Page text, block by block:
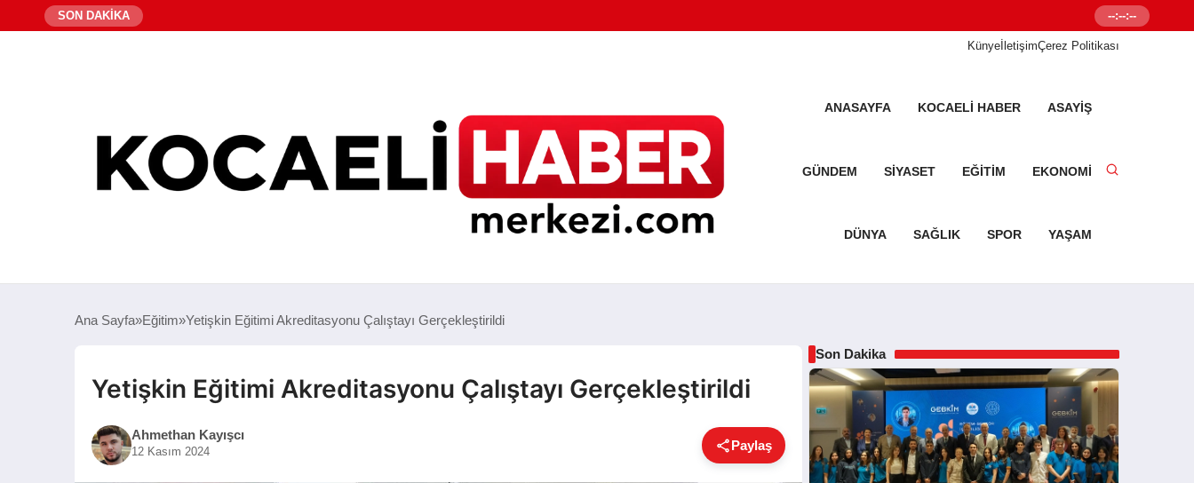
SON DAKİKA Senetleal.com
--:--:--
KünyeİletişimÇerez Politikası
ANASAYFA KOCAELI HABER ASAYIŞ
GÜNDEM SIYASET EĞITIM EKONOMI
DÜNYA SAĞLIK SPOR YAŞAM
Ana Sayfa Eğitim Yetişkin Eğitimi Akreditasyonu Çalıştayı Gerçekleştirildi
Yetişkin Eğitimi Akreditasyonu Çalıştayı Gerçekleştirildi
Ahmethan Kayışcı
12 Kasım 2024 Paylaş
Son Dakika